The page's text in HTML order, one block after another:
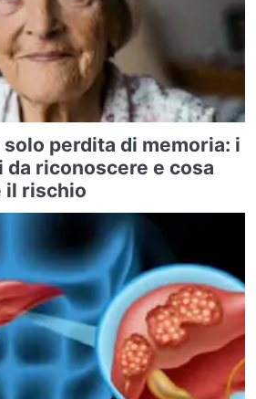
perdita di memoria: i
riconoscere e cosa
il rischio